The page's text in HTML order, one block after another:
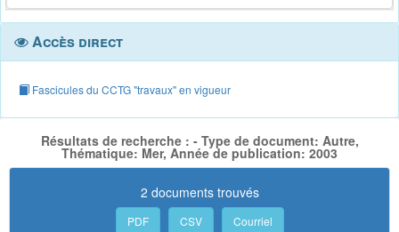
Accès direct
Fascicules du CCTG "travaux" en vigueur
Résultats de recherche : - Type de document: Autre,
Thématique: Mer, Année de publication: 2003
2 documents trouvés
PDF CSV Courriel